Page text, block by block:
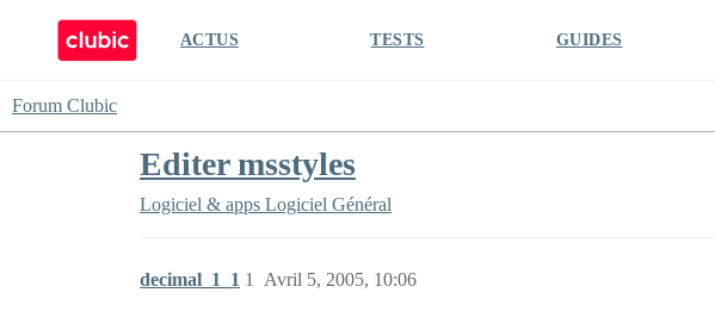
ACTUS TESTS GUIDES
Forum Clubic
Editer msstyles
Logiciel & apps Logiciel Général
decimal_1_1 Avril 5, 2005, 10:06
1